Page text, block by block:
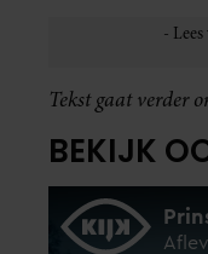
Tekst gaat verder
BEKIJK